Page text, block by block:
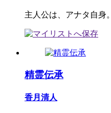
主人公は、アナタ自身。
精霊伝承
香月清人